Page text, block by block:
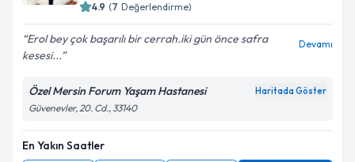
4.9 (7 Değerlendirme)
Erol bey çok başarılı bir cerrah.iki gün önce safra
kesesi...
Devamı
Özel Mersin Forum Yaşam Hastanesi Haritada Göster
Güvenevler, 20. Cd., 33140
En Yakın Saatler